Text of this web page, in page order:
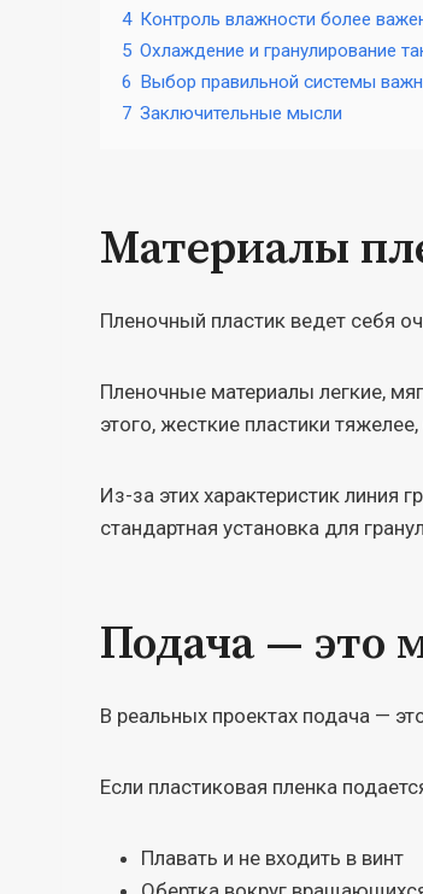
4 Контроль влажности более
5 Охлаждение и гранулирование
6 Выбор правильной системы
7 Заключительные мысли
Материалы
Пленочный пластик ведет себя
Пленочные материалы легкие,
этого, жесткие пластики
Из-за этих характеристик линия
стандартная установка для
Подача — это
В реальных проектах подача —
Если пластиковая пленка
Плавать и не входить в винт